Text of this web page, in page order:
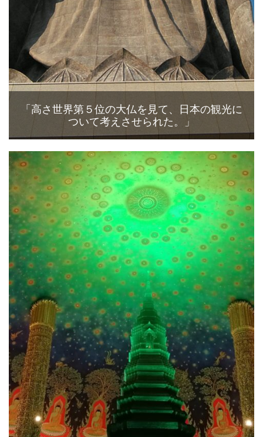
「高さ世界第５位の大仏を見て、日本の観光に
ついて考えさせられた。」